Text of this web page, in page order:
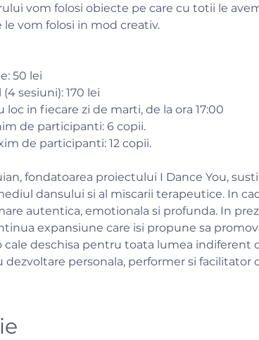
vom folosi obiecte pe care cu totii le
le vom folosi in mod creativ.​
50 lei
sesiuni): 170 lei
loc in fiecare zi de marti, de la ora 17:00
de participanti: 6 copii.
de participanti: 12 copii.
fondatoarea proiectului I Dance You,
dansului si al miscarii terapeutice. In
autentica, emotionala si profunda. In
expansiune care isi propune sa
cale deschisa pentru toata lumea indiferent
dezvoltare personala, performer si facilitator